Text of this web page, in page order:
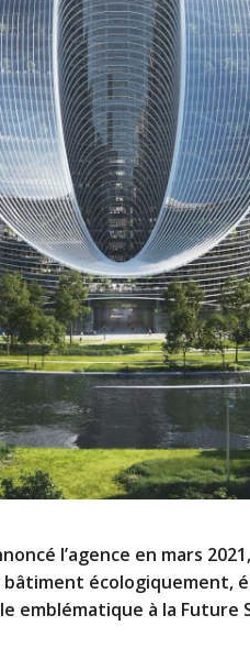
l’agence en mars
bâtiment écologiquement,
emblématique à la Future